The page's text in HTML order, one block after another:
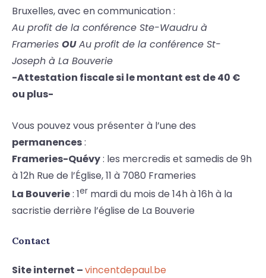
Bruxelles, avec en communication :
Au profit de la conférence Ste-Waudru à
Frameries OUAu profit de la conférence St-
Joseph à La Bouverie
-Attestation fiscale si le montant est de 40 €
ou plus-
Vous pouvez vous présenter à l’une des
permanences:
Frameries-Quévy: les mercredis et samedis de 9h
à 12h Rue de l’Église, 11 à 7080 Frameries
La Bouverie: 1er mardi du mois de 14h à 16h à la
sacristie derrière l’église de La Bouverie
Contact
Site internet –vincentdepaul.be